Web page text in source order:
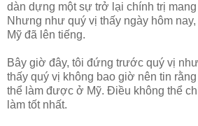
dàn dựng một sự trở lại chính trị
Nhưng như quý vị thấy ngày hôm
Mỹ đã lên tiếng.
Bây giờ đây, tôi đứng trước quý vị
thấy quý vị không bao giờ nên tin
thể làm được ở Mỹ. Điều không thể
làm tốt nhất.